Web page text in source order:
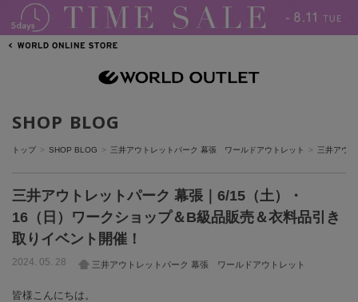
SHOP BLOG
トップ SHOP BLOG 三井アウトレットパーク 幕張 ワールドアウトレット 三井アウ
三井アウトレットパーク 幕張｜6/15（土）・
16（日）ワークショップ＆B級品販売＆衣料品引き
取りイベント開催！
2024. 05. 28 三井アウトレットパーク 幕張 ワールドアウトレット
皆様こんにちは。